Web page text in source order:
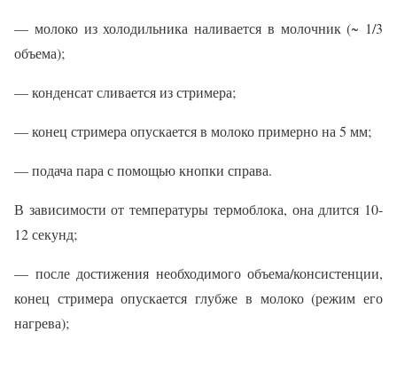
— молоко из холодильника наливается в молочник (~ 1/3
объема);
— конденсат сливается из стримера;
— конец стримера опускается в молоко примерно на 5 мм;
— подача пара с помощью кнопки справа.
В зависимости от температуры термоблока, она длится 10-
12 секунд;
— после достижения необходимого объема/консистенции,
конец стримера опускается глубже в молоко (режим его
нагрева);